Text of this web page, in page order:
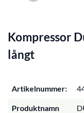
Kompressor
långt
Artikelnummer:
Produktnamn